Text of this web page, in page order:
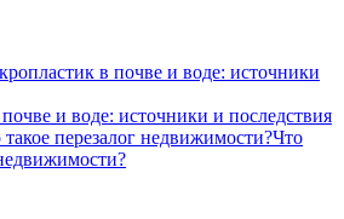
и воде: источники и последствия
Что